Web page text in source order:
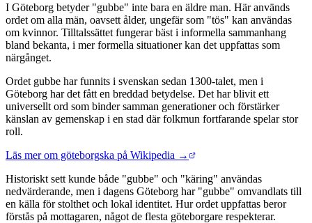
I Göteborg betyder "gubbe" inte bara en äldre man. Här används
ordet om alla män, oavsett ålder, ungefär som "tös" kan användas
om kvinnor. Tilltalssättet fungerar bäst i informella sammanhang
bland bekanta, i mer formella situationer kan det uppfattas som
närgånget.
Ordet gubbe har funnits i svenskan sedan 1300-talet, men i
Göteborg har det fått en breddad betydelse. Det har blivit ett
universellt ord som binder samman generationer och förstärker
känslan av gemenskap i en stad där folkmun fortfarande spelar stor
roll.
Läs mer om göteborgska på Wikipedia →
Historiskt sett kunde både "gubbe" och "käring" användas
nedvärderande, men i dagens Göteborg har "gubbe" omvandlats till
en källa för stolthet och lokal identitet. Hur ordet uppfattas beror
förstås på mottagaren, något de flesta göteborgare respekterar.